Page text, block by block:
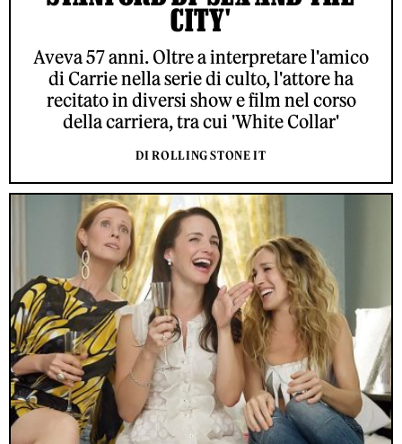
CITY'
Aveva 57 anni. Oltre a interpretare l'amico
di Carrie nella serie di culto, l'attore ha
recitato in diversi show e film nel corso
della carriera, tra cui 'White Collar'
DI ROLLING STONE IT